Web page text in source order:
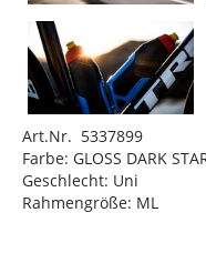
Art.Nr. 5337899
Farbe: GLOSS DARK
Geschlecht: Uni
Rahmengröße: ML